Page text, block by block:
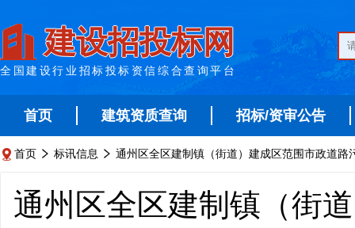
建设招投标网
全国建设行业招标投标资信综合查询平台
首页 建筑资质查询 招标/资审公告
 首页  标讯信息  通州区全区建制镇（街道）建成区范围市政道
通州区全区建制镇（街